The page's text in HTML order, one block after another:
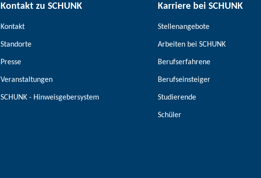
Kontakt zu SCHUNK
Kontakt
Standorte
Presse
Veranstaltungen
SCHUNK - Hinweisgebersystem
Karriere bei SCHUNK
Stellenangebote
Arbeiten bei SCHUNK
Berufserfahrene
Berufseinsteiger
Studierende
Schüler